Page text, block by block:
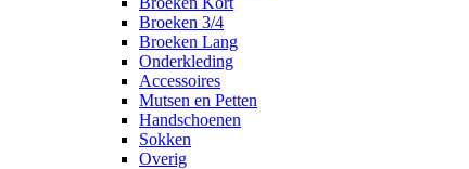
Broeken 3/4
Broeken Lang
Onderkleding
Accessoires
Mutsen en Petten
Handschoenen
Sokken
Overig